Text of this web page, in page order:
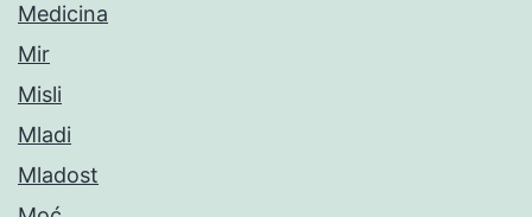
Medicina
Mir
Misli
Mladi
Mladost